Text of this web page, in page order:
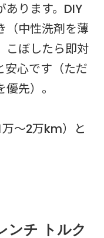
あります。DIY
（中性洗剤を薄
こぼしたら即対
安心です（ただ
先）。
〜2万km）と
ンチ トルク